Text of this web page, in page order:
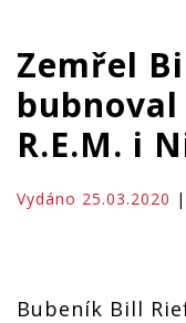
Zemřel
bubnoval
R.E.M. i
Vydáno 25.03.2020
Bubeník Bill